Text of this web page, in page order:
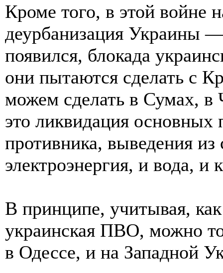
Кроме того, в этой войне
деурбанизация Украины
появился, блокада
они пытаются сделать с
можем сделать в Сумах, в
это ликвидация основных
противника, выведения
электроэнергия, и вода, и
В принципе, учитывая,
украинская ПВО, можно
в Одессе, и на Западной